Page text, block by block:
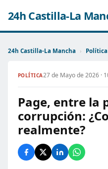
24h Castilla-La
24h Castilla-La Mancha › Política
POLÍTICA27 de Mayo de 2026 ·
Page, entre la
corrupción:
realmente?